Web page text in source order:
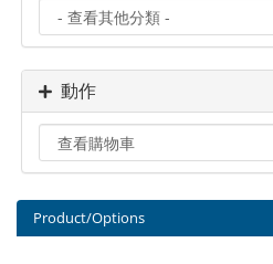
動作
Product/Options